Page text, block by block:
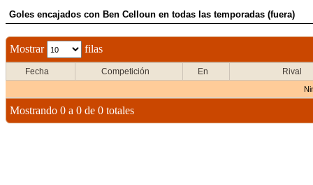
Goles encajados con Ben Celloun en todas las temporadas (fuera)
Mostrar filas
Fecha Competición En Rival
Mostrando 0 a 0 de 0 totales